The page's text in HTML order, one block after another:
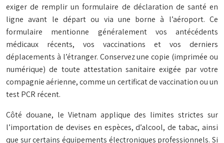
exiger de remplir un formulaire de déclaration de santé en
ligne avant le départ ou via une borne à l’aéroport. Ce
formulaire mentionne généralement vos antécédents
médicaux récents, vos vaccinations et vos derniers
déplacements à l’étranger. Conservez une copie (imprimée ou
numérique) de toute attestation sanitaire exigée par votre
compagnie aérienne, comme un certificat de vaccination ou un
test PCR récent.
Côté douane, le Vietnam applique des limites strictes sur
l’importation de devises en espèces, d’alcool, de tabac, ainsi
que sur certains équipements électroniques professionnels. Si